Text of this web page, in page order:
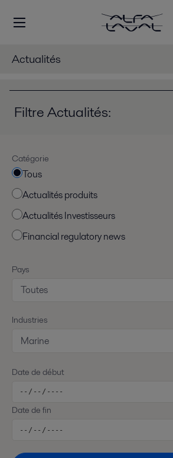
Actualités
Filtre Actualités:
Catégorie
Tous
Actualités produits
Actualités Investisseurs
Financial regulatory news
Pays
Toutes
Industries
Marine
Date de début
Date de fin